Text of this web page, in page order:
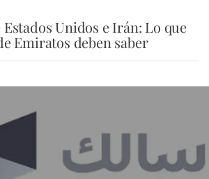
Unidos e Irán: Lo que
Emiratos deben saber